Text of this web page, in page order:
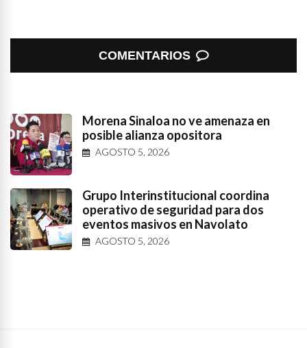
COMENTARIOS
Morena Sinaloa no ve amenaza en
posible alianza opositora
AGOSTO 5, 2026
Grupo Interinstitucional coordina
operativo de seguridad para dos
eventos masivos en Navolato
AGOSTO 5, 2026